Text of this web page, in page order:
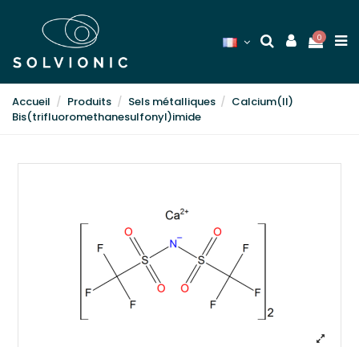
0
Accueil Produits Sels métalliques
Calcium(II)
Bis(trifluoromethanesulfonyl)imide